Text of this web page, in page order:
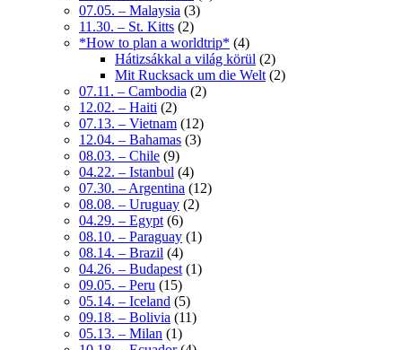
07.05. – Malaysia (3)
11.30. – St. Kitts (2)
*How to plan a worldtrip* (4)
Hátizsákkal a világ körül (2)
Mit Rucksack um die Welt (2)
07.11. – Cambodia (2)
12.02. – Haiti (2)
07.13. – Vietnam (12)
12.04. – Bahamas (3)
08.03. – Chile (9)
04.22. – Istanbul (4)
07.30. – Argentina (12)
08.08. – Uruguay (2)
04.29. – Egypt (6)
08.10. – Paraguay (1)
08.14. – Brazil (4)
04.26. – Budapest (1)
09.05. – Peru (15)
05.14. – Iceland (5)
09.18. – Bolivia (11)
05.13. – Milan (1)